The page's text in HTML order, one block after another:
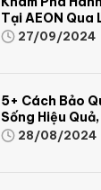
Tại AEON
Sinh Động Và
27/09/2024
5+ Cách Bảo
Sống Hiệu
28/08/2024